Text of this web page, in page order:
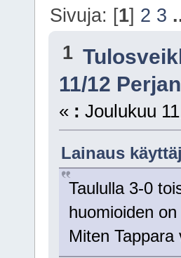
Sivuja: [1] 2 3
1
11/12
« : Joulukuu
Lainaus
Taululla 3-0
huomioiden
Miten